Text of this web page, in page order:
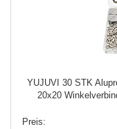
YUJUVI 30 STK
20x20